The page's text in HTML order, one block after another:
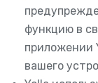
функцию в
приложении
вашего